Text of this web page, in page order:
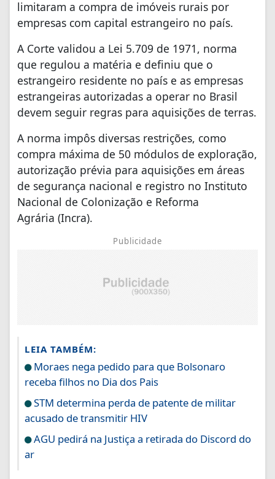
limitaram a compra de imóveis rurais por
empresas com capital estrangeiro no país.
A Corte validou a Lei 5.709 de 1971, norma
que regulou a matéria e definiu que o
estrangeiro residente no país e as empresas
estrangeiras autorizadas a operar no Brasil
devem seguir regras para aquisições de terras.
A norma impôs diversas restrições, como
compra máxima de 50 módulos de exploração,
autorização prévia para aquisições em áreas
de segurança nacional e registro no Instituto
Nacional de Colonização e Reforma
Agrária (Incra).
Publicidade
LEIA TAMBÉM:
Moraes nega pedido para que Bolsonaro
receba filhos no Dia dos Pais
STM determina perda de patente de militar
acusado de transmitir HIV
AGU pedirá na Justiça a retirada do Discord do
ar